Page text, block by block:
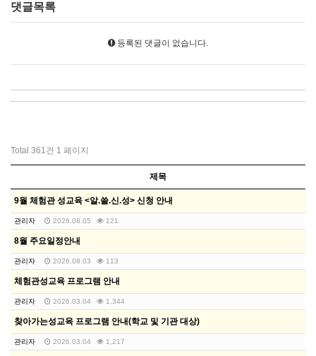
댓글목록
등록된 댓글이 없습니다.
Total 361건 1 페이지
제목
9월 체험관 성교육 <알.쓸.신.성> 신청 안내
관리자 2026.08.05 121
8월 주요일정안내
관리자 2026.08.03 113
체험관성교육 프로그램 안내
관리자 2026.03.04 1,344
찾아가는성교육 프로그램 안내(학교 및 기관 대상)
관리자 2026.03.04 1,217